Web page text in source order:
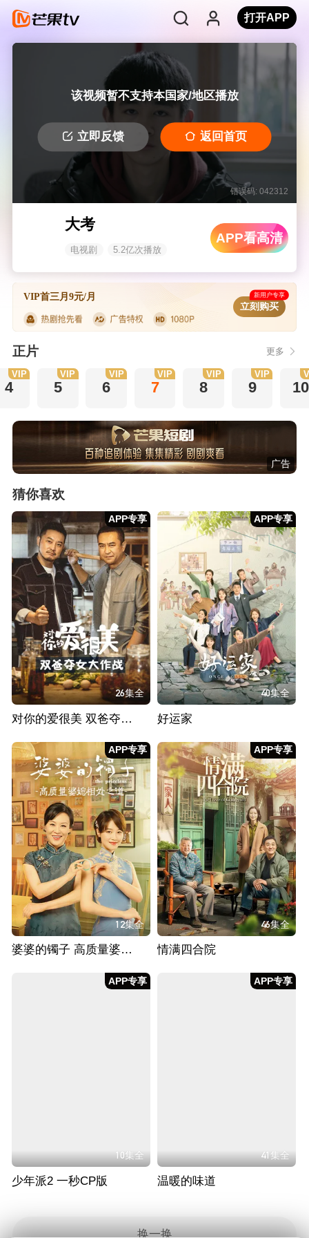
打开APP
该视频暂不支持本国家/地区播放
立即反馈 返回首页
错误码: 042312
大考
电视剧 5.2亿次播放
APP看高清
VIP首三月9元/月 新用户专享
立刻购买
正片 更多
4
VIP
5
VIP
6
VIP
7
VIP
8
VIP
9
VIP
10
广告
猜你喜欢
APP专享
26集全
对你的爱很美 双爸夺女大作战
APP专享
40集全
好运家
APP专享
12集全
婆婆的镯子 高质量婆媳相处之道
APP专享
46集全
情满四合院
APP专享
10集全
少年派2 一秒CP版
APP专享
41集全
温暖的味道
换一换